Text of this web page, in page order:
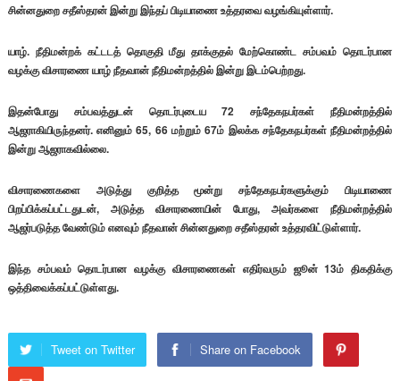
சின்னதுறை சதீஸ்தரன் இன்று இந்தப் பிடியாணை உத்தரவை வழங்கியுள்ளார்.
யாழ். நீதிமன்றக் கட்டடத் தொகுதி மீது தாக்குதல் மேற்கொண்ட சம்பவம் தொடர்பான
வழக்கு விசாரணை யாழ் நீதவான் நீதிமன்றத்தில் இன்று இடம்பெற்றது.
இதன்போது சம்பவத்துடன் தொடர்புடைய 72 சந்தேகநபர்கள் நீதிமன்றத்தில்
ஆஜராகியிருந்தனர். எனினும் 65, 66 மற்றும் 67ம் இலக்க சந்தேகநபர்கள் நீதிமன்றத்தில்
இன்று ஆஜராகவில்லை.
விசாரணைகளை அடுத்து குறித்த மூன்று சந்தேகநபர்களுக்கும் பிடியாணை
பிறப்பிக்கப்பட்டதுடன், அடுத்த விசாரணையின் போது, அவர்களை நீதிமன்றத்தில்
ஆஜர்படுத்த வேண்டும் எனவும் நீதவான் சின்னதுறை சதீஸ்தரன் உத்தரவிட்டுள்ளார்.
இந்த சம்பவம் தொடர்பான வழக்கு விசாரணைகள் எதிர்வரும் ஜூன் 13ம் திகதிக்கு
ஒத்திவைக்கப்பட்டுள்ளது.
Tweet on Twitter Share on Facebook